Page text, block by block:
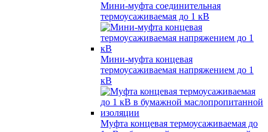
Мини-муфта соединительная
термоусаживаемая до 1 кВ
Мини-муфта концевая
термоусаживаемая напряжением до 1
кВ
Муфта концевая термоусаживаемая до